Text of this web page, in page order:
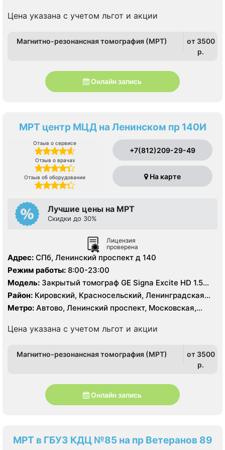
Цена указана с учетом льгот и акции
Магнитно-резонансная томография (МРТ)
от 3500
p.
Онлайн запись
МРТ центр МЦД на Ленинском пр 140И
Отзыв о сервисе
Отзыв о врачах
Отзыв об оборудовании
+7(812)209-29-49
На карте
Лучшие цены на МРТ
Скидки до 30%
Лицензия
проверена
Адрес: СПб, Ленинский проспект д 140
Режим работы: 8:00-23:00
Модель: Закрытый томограф GE Signa Excite HD 1.5
Тесла
Район: Кировский, Красносельский, Ленинградская
область, Московский, Петродворцовый, Пушкинский
Метро: Автово, Ленинский проспект, Московская,
Цена указана с учетом льгот и акции
Магнитно-резонансная томография (МРТ)
от 3500
p.
Онлайн запись
МРТ в ГБУЗ КДЦ №85 на пр Ветеранов 89